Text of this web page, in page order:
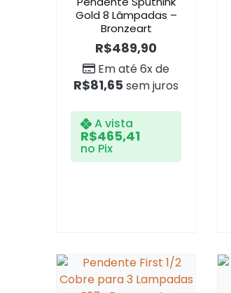
Gold 8 Lâmpadas –
Bronzeart
R$489,90
Em até 6x de
R$81,65 sem juros
A vista
R$465,41
no Pix